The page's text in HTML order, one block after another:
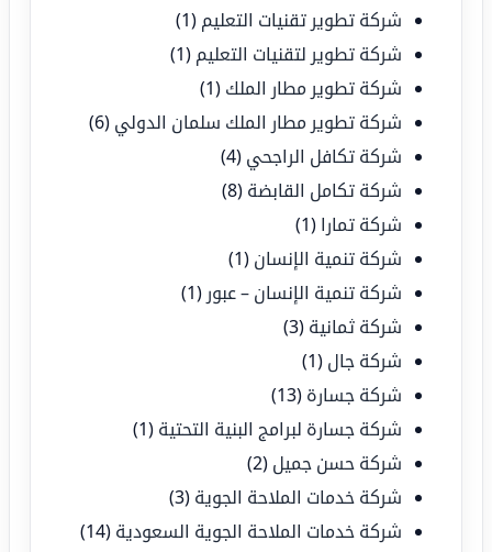
شركة تطوير تقنيات التعليم (1)
شركة تطوير لتقنيات التعليم (1)
شركة تطوير مطار الملك (1)
شركة تطوير مطار الملك سلمان الدولي (6)
شركة تكافل الراجحي (4)
شركة تكامل القابضة (8)
شركة تمارا (1)
شركة تنمية الإنسان (1)
شركة تنمية الإنسان – عبور (1)
شركة ثمانية (3)
شركة جال (1)
شركة جسارة (13)
شركة جسارة لبرامج البنية التحتية (1)
شركة حسن جميل (2)
شركة خدمات الملاحة الجوية (3)
شركة خدمات الملاحة الجوية السعودية (14)